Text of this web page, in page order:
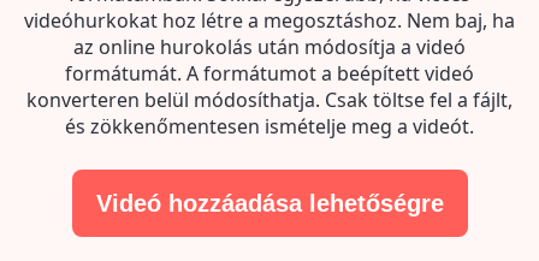
videóhurkokat hoz létre a megosztáshoz. Nem baj, ha
az online hurokolás után módosítja a videó
formátumát. A formátumot a beépített videó
konverteren belül módosíthatja. Csak töltse fel a fájlt,
és zökkenőmentesen ismételje meg a videót.
Videó hozzáadása lehetőségre